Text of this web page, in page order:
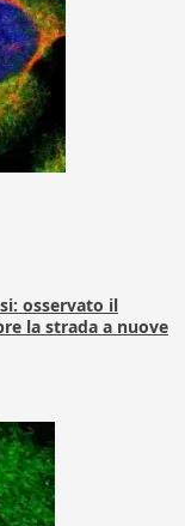
osservato il
la strada a nuove